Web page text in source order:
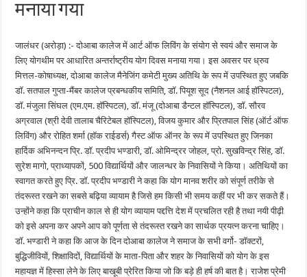
मनाया गया
जालंधर (अरोड़ा) :- दोआबा कालेज में आर्ट ऑफ लिविंग के संयोग से स्वयं और समाज के
लिए योगथीम पर आधारित अन्तर्राष्ट्रीय योग दिवस मनाया गया। इस अवसर पर ध्रुव
मित्तल-कोषाध्यक्ष, दोआबा कालेज मैनेजिंग कमेटी मुख्य अतिथि के रूप में उपस्थित हुए जबकि
डॉ. सतपाल गुप्ता-मैंबर कालेज प्रबन्धकीय समिति, डॉ. पियूश सूद (नैशनल आई हॉस्पिटल),
डॉ. मंजुला सिंघल (एम.एम. हॉस्पिटल), डॉ. मंजू (दोआबा डैन्टल हॉस्पिटल), डॉ. सौरव
अग्रवाल (श्री देवी तालाब चैरिटेबल हॉस्पिटल), विजय कुमार और प्रितपाल सिंह (ऑर्ट ऑफ
लिविंग) और रोहित शर्मा (हॉक राईडर्स) गैस्ट ऑफ ऑनर के रूप में उपस्थित हुए जिनका
हार्दिक अभिनन्दन प्रि. डॉ. प्रदीप भण्डारी, डॉ. ओमिन्द्रर जोहल, प्रो. सुखविन्द्र सिंह, डॉ.
सुरेश मागो, प्राध्यापकों, 500 विद्यार्थियों और जालन्धर के निवासियों ने किया। अतिथियों का
स्वागत करते हुए प्रि. डॉ. प्रदीप भण्डारी ने कहा कि योग मानव शरीर को संपूर्ण तरीके से
तंदरूस्त रखने का सबसे बढ़िया व्यायाम है जिसे हम किसी भी समय कहीं पर भी कर सकते हैं।
उन्होंने कहा कि प्राचीन काल से ही योग व्यायाम पद्दत्ति देश में प्रचलित रही है तथा नयी पीढ़ी
को इसे अपना कर अपने आप को पूर्णता से तंदरूस्त रखने का सार्थक प्रयत्न करना चाहिए।
डॉ. भण्डारी ने कहा कि आज के दिन दोआबा कालेज ने समाज के सभी वर्गो- डॉक्टरों,
बुद्धिजीवियों, शिक्षाविदों, विद्यार्थियों के माता-पिता और शहर के निवासियों को योग के इस
महायज्ञ में हिस्सा लेने के लिए बाखूबी प्रेरित किया जो कि बड़े ही हर्ष की बात है। राजेश प्रेमी